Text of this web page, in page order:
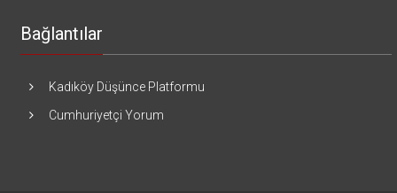
Bağlantılar
Kadıköy Düşünce Platformu
Cumhuriyetçi Yorum